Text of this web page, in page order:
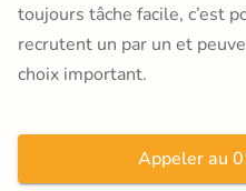
toujours tâche facile, c’est
recrutent un par un et
choix important.
Appeler au